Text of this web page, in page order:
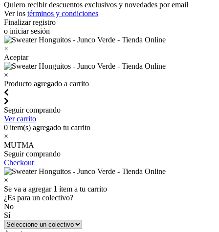
Quiero recibir descuentos exclusivos y novedades por email
Ver los términos y condiciones
Finalizar registro
o iniciar sesión
×
Aceptar
×
Producto agregado a carrito
Seguir comprando
Ver carrito
0 item(s) agregado tu carrito
×
MUTMA
Seguir comprando
Checkout
×
Se va a agregar 1 ítem a tu carrito
¿Es para un colectivo?
No
Sí